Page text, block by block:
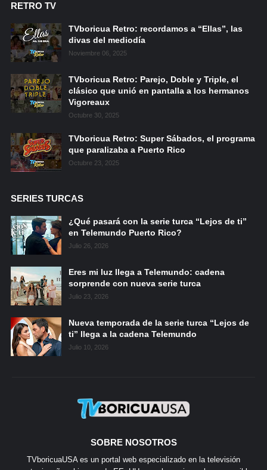
RETRO TV
TVboricua Retro: recordamos a “Ellas”, las
divas del mediodía
Noviembre 06, 2025
TVboricua Retro: Parejo, Doble y Triple, el
clásico que unió en pantalla a los hermanos
Vigoreaux
Octubre 30, 2025
TVboricua Retro: Super Sábados, el programa
que paralizaba a Puerto Rico
Octubre 23, 2025
SERIES TURCAS
¿Qué pasará con la serie turca “Lejos de ti”
en Telemundo Puerto Rico?
Julio 26, 2026
Eres mi luz llega a Telemundo: cadena
sorprende con nueva serie turca
Julio 23, 2026
Nueva temporada de la serie turca “Lejos de
ti” llega a la cadena Telemundo
Julio 10, 2026
SOBRE NOSOTROS
TVboricuaUSA es un portal web especializado en la televisión